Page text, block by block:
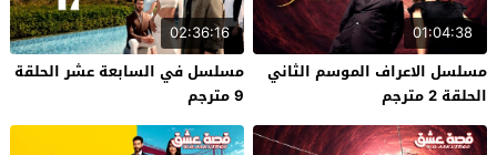
01:04:38
مسلسل الاعراف الموسم الثاني
الحلقة 2 مترجم
02:36:16
مسلسل في السابعة عشر الحلقة
9 مترجم